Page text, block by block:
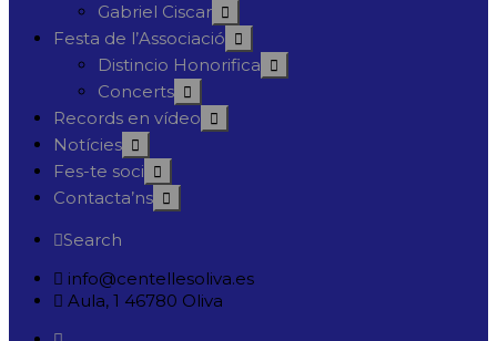
Gabriel Ciscar
Festa de l’Associació
Distincio Honorifica
Concerts
Records en vídeo
Notícies
Fes-te soci
Contacta’ns
Search
info@centellesoliva.es
Aula, 1 46780 Oliva